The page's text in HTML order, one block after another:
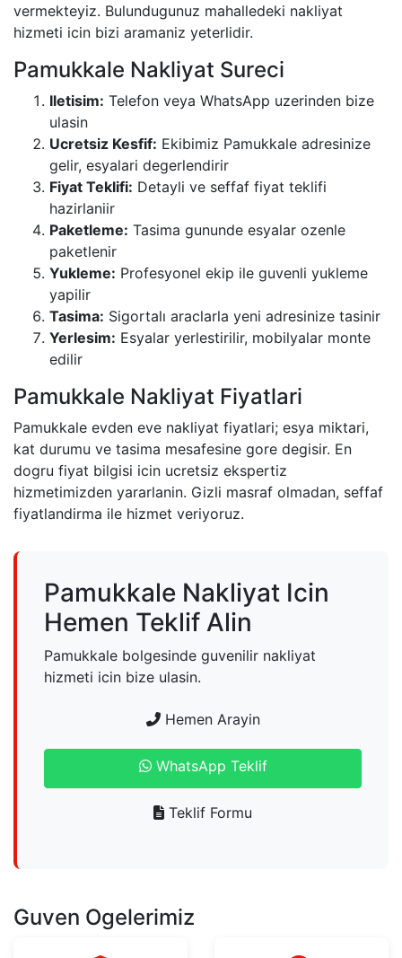
vermekteyiz. Bulundugunuz mahalledeki nakliyat
hizmeti icin bizi aramaniz yeterlidir.
Pamukkale Nakliyat Sureci
Iletisim: Telefon veya WhatsApp uzerinden bize
ulasin
Ucretsiz Kesfif: Ekibimiz Pamukkale adresinize
gelir, esyalari degerlendirir
Fiyat Teklifi: Detayli ve seffaf fiyat teklifi
hazirlaniir
Paketleme: Tasima gununde esyalar ozenle
paketlenir
Yukleme: Profesyonel ekip ile guvenli yukleme
yapilir
Tasima: Sigortalı araclarla yeni adresinize tasinir
Yerlesim: Esyalar yerlestirilir, mobilyalar monte
edilir
Pamukkale Nakliyat Fiyatlari
Pamukkale evden eve nakliyat fiyatlari; esya miktari,
kat durumu ve tasima mesafesine gore degisir. En
dogru fiyat bilgisi icin ucretsiz ekspertiz
hizmetimizden yararlanin. Gizli masraf olmadan, seffaf
fiyatlandirma ile hizmet veriyoruz.
Pamukkale Nakliyat Icin
Hemen Teklif Alin
Pamukkale bolgesinde guvenilir nakliyat
hizmeti icin bize ulasin.
Hemen Arayin
WhatsApp Teklif
Teklif Formu
Guven Ogelerimiz